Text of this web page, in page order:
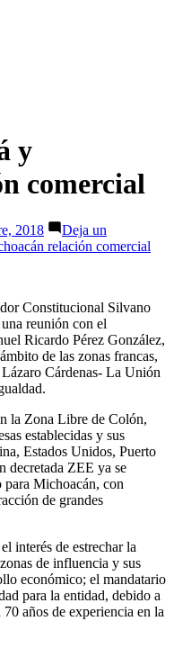
y
comercial
2018
Deja un
relación comercial
Constitucional Silvano
reunión con el
Ricardo Pérez González,
de las zonas francas,
Cárdenas- La Unión
la Zona Libre de Colón,
establecidas y sus
Estados Unidos, Puerto
decretada ZEE ya se
Michoacán, con
de grandes
interés de estrechar la
de influencia y sus
económico; el mandatario
para la entidad, debido a
años de experiencia en la